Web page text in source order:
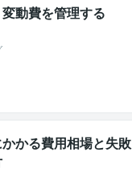
動費を管理する
かる費用相場と失敗